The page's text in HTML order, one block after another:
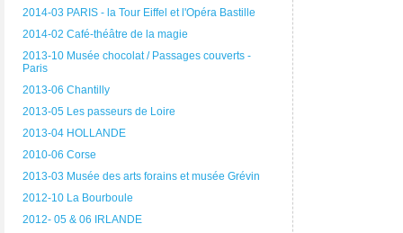
2014-03 PARIS - la Tour Eiffel et l'Opéra Bastille
2014-02 Café-théâtre de la magie
2013-10 Musée chocolat / Passages couverts -
Paris
2013-06 Chantilly
2013-05 Les passeurs de Loire
2013-04 HOLLANDE
2010-06 Corse
2013-03 Musée des arts forains et musée Grévin
2012-10 La Bourboule
2012- 05 & 06 IRLANDE